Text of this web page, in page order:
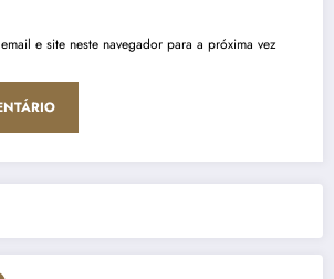
e site neste navegador para a próxima vez